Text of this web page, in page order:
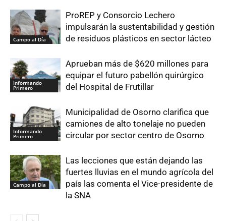
Campo al Día
ProREP y Consorcio Lechero
impulsarán la sustentabilidad y gestión
de residuos plásticos en sector lácteo
Informando
Primero
Aprueban más de $620 millones para
equipar el futuro pabellón quirúrgico
del Hospital de Frutillar
Informando
Primero
Municipalidad de Osorno clarifica que
camiones de alto tonelaje no pueden
circular por sector centro de Osorno
Campo al Día
Las lecciones que están dejando las
fuertes lluvias en el mundo agrícola del
país las comenta el Vice-presidente de
la SNA